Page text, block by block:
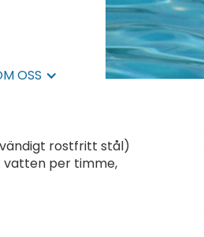
OSS
rostfritt stål)
per timme,